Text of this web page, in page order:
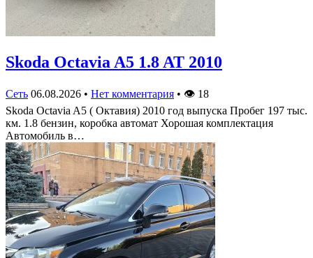
Skoda Octavia A5 1.8 AT 2010
Сеть 06.08.2026 • Нет комментария • 👁 18
Skoda Octavia A5 ( Октавия) 2010 год выпуска Пробег 197 тыс.
км. 1.8 бензин, коробка автомат Хорошая комплектация
Автомобиль в…